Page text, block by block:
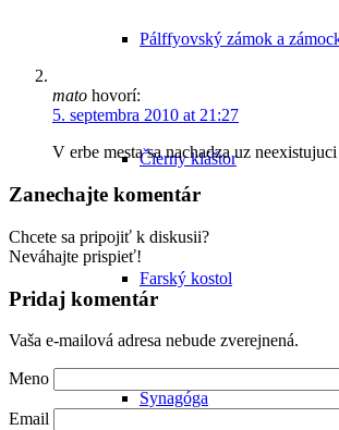
Pálffyovský zámok a
Čierny kláštor
Farský kostol
Synagóga
mato hovorí:
5. septembra 2010 at 21:27
V erbe mesta sa nachadza uz
Zanechajte komentár
Chcete sa pripojiť k diskusii?
Neváhajte prispieť!
Pridaj komentár
Vaša e-mailová adresa nebude zverejnená.
Meno
Email